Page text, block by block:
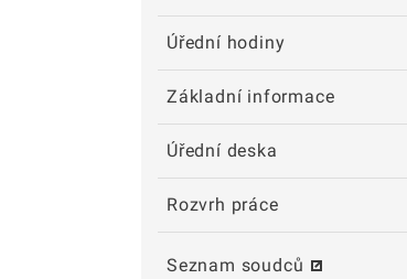
Úřední hodiny
Základní informace
Úřední deska
Rozvrh práce
Seznam soudců